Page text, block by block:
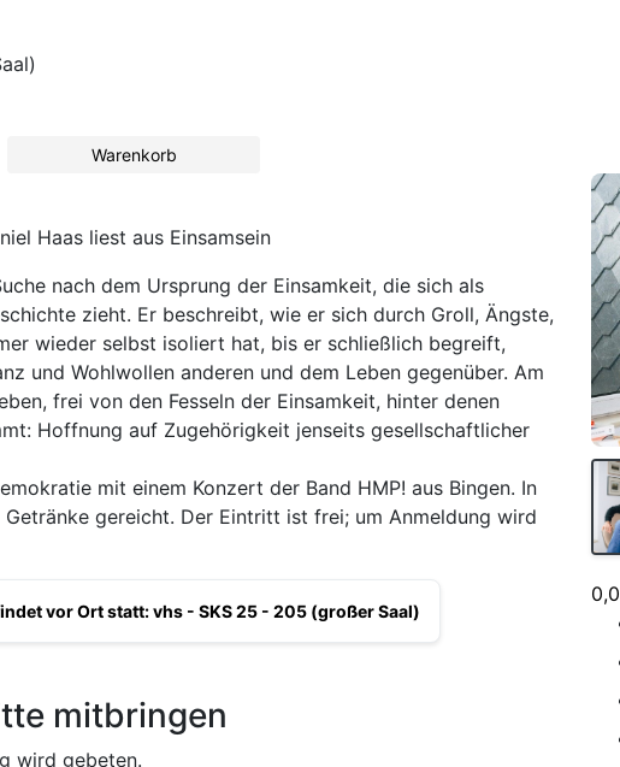
Warenkorb
Haas liest aus Einsamsein
nach dem Ursprung der Einsamkeit, die sich als
zieht. Er beschreibt, wie er sich durch Groll, Ängste,
wieder selbst isoliert hat, bis er schließlich begreift,
und Wohlwollen anderen und dem Leben gegenüber. Am
frei von den Fesseln der Einsamkeit, hinter de­nen
Hoff­nung auf Zugehörigkeit jenseits gesellschaftlicher
mit einem Konzert der Band HMP! aus Bingen. In
gereicht. Der Eintritt ist frei; um Anmeldung wird
vor Ort statt: vhs - SKS 25 - 205 (großer Saal)
mitbringen
wird gebeten.